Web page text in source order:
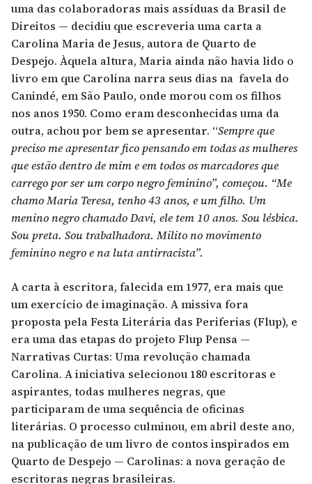
uma das colaboradoras mais assíduas da Brasil de
Direitos — decidiu que escreveria uma carta a
Carolina Maria de Jesus, autora de Quarto de
Despejo. Àquela altura, Maria ainda não havia lido o
livro em que Carolina narra seus dias na favela do
Canindé, em São Paulo, onde morou com os filhos
nos anos 1950. Como eram desconhecidas uma da
outra, achou por bem se apresentar. “Sempre que
preciso me apresentar fico pensando em todas as mulheres
que estão dentro de mim e em todos os marcadores que
carrego por ser um corpo negro feminino”, começou. “Me
chamo Maria Teresa, tenho 43 anos, e um filho. Um
menino negro chamado Davi, ele tem 10 anos. Sou lésbica.
Sou preta. Sou trabalhadora. Milito no movimento
feminino negro e na luta antirracista”.
A carta à escritora, falecida em 1977, era mais que
um exercício de imaginação. A missiva fora
proposta pela Festa Literária das Periferias (Flup), e
era uma das etapas do projeto Flup Pensa —
Narrativas Curtas: Uma revolução chamada
Carolina. A iniciativa selecionou 180 escritoras e
aspirantes, todas mulheres negras, que
participaram de uma sequência de oficinas
literárias. O processo culminou, em abril deste ano,
na publicação de um livro de contos inspirados em
Quarto de Despejo — Carolinas: a nova geração de
escritoras negras brasileiras.